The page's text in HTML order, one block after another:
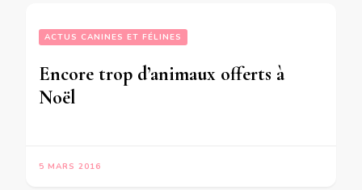
ACTUS CANINES ET FÉLINES
Encore trop d’animaux offerts à
Noël
5 MARS 2016